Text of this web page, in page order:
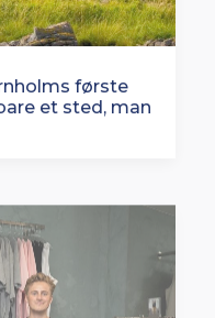
første
et sted, man